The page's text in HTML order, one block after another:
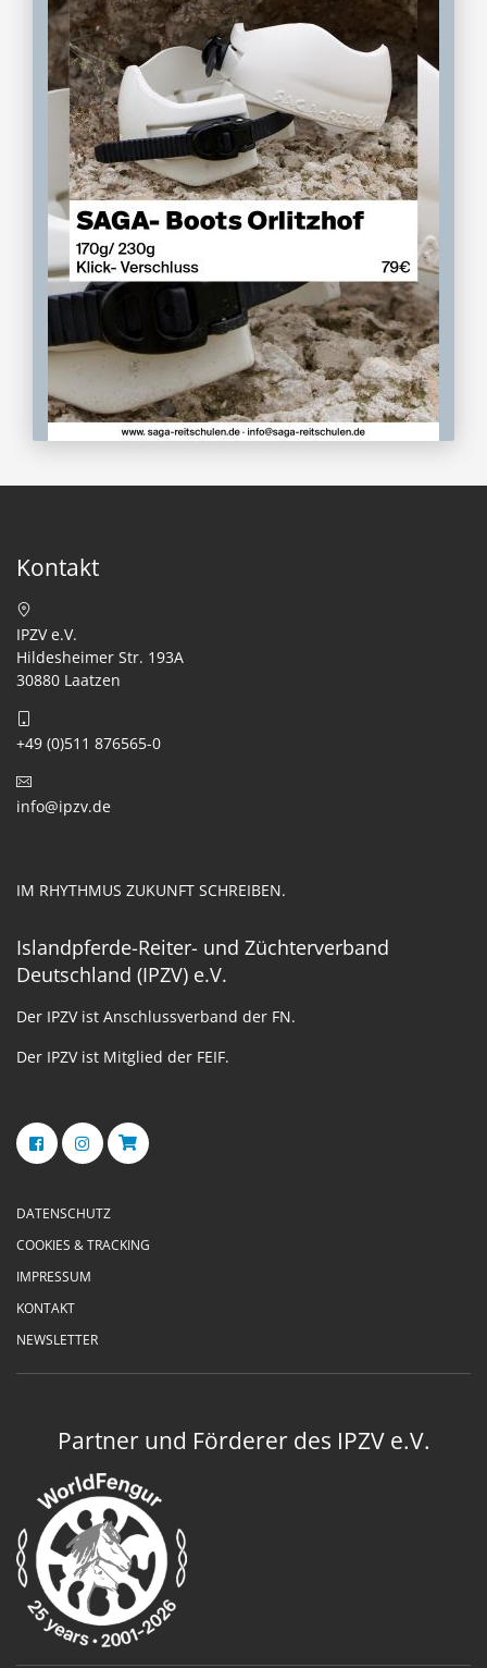
Kontakt
IPZV e.V.
Hildesheimer Str. 193A
30880 Laatzen
+49 (0)511 876565-0
info@ipzv.de
IM RHYTHMUS ZUKUNFT SCHREIBEN.
Islandpferde-Reiter- und Züchterverband
Deutschland (IPZV) e.V.
Der IPZV ist Anschlussverband der FN.
Der IPZV ist Mitglied der FEIF.
DATENSCHUTZ
COOKIES & TRACKING
IMPRESSUM
KONTAKT
NEWSLETTER
Partner und Förderer des IPZV e.V.